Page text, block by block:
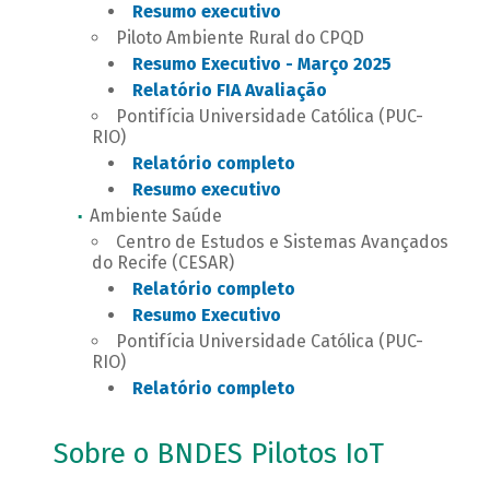
Resumo executivo
Piloto Ambiente Rural do CPQD
Resumo Executivo - Março 2025
Relatório FIA Avaliação
Pontifícia Universidade Católica (PUC-
RIO)
Relatório completo
Resumo executivo
Ambiente Saúde
Centro de Estudos e Sistemas Avançados
do Recife (CESAR)
Relatório completo
Resumo Executivo
Pontifícia Universidade Católica (PUC-
RIO)
Relatório completo
Sobre o BNDES Pilotos IoT